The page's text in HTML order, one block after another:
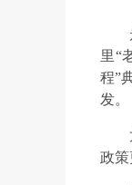
里“
程”
发。
政策